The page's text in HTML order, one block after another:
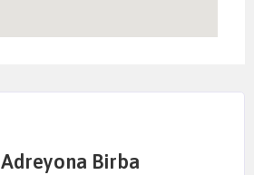
Adreyona Birba